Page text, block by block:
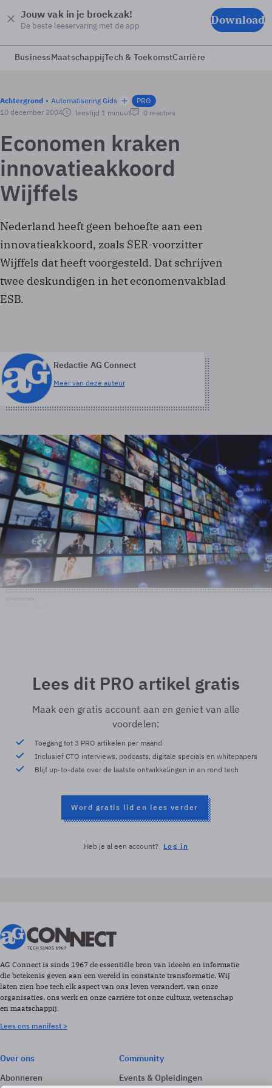
Jouw vak in je broekzak!
De beste leeservaring met de app Download
BusinessMaatschappijTech & ToekomstCarrière
Achtergrond Automatisering Gids
PRO
10 december 2004
leestijd 1 minuut 0 reacties
Economen kraken
innovatieakkoord
Wijffels
Nederland heeft geen behoefte aan een
innovatieakkoord, zoals SER-voorzitter
Wijffels dat heeft voorgesteld. Dat schrijven
twee deskundigen in het economenvakblad
ESB.
Redactie AG Connect
Meer van deze auteur
Lees dit PRO artikel gratis
Maak een gratis account aan en geniet van alle
voordelen:
Toegang tot 3 PRO artikelen per maand
Inclusief CTO interviews, podcasts, digitale specials en whitepapers
Blijf up-to-date over de laatste ontwikkelingen in en rond tech
Word gratis lid en lees verder
Heb je al een account? Log in
AG Connect is sinds 1967 de essentiële bron van ideeën en informatie
die betekenis geven aan een wereld in constante transformatie. Wij
laten zien hoe tech elk aspect van ons leven verandert, van onze
organisaties, ons werk en onze carrière tot onze cultuur, wetenschap
en maatschappij.
Lees ons manifest >
Over ons
Abonneren
Community
Events & Opleidingen